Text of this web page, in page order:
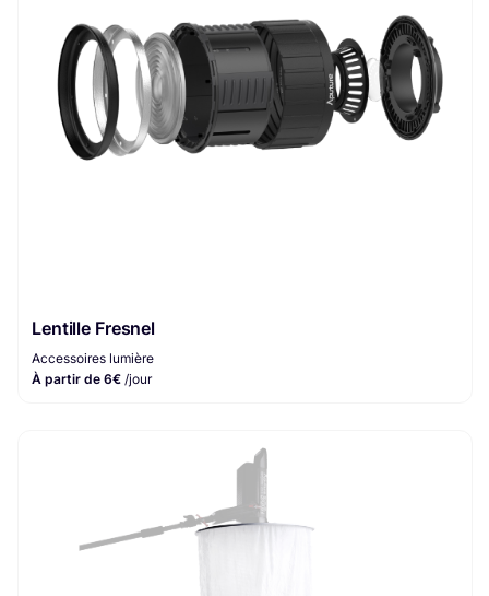
Lentille Fresnel
Accessoires lumière
À partir de 6€ /jour